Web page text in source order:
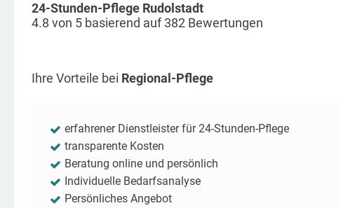
24-Stunden-Pflege Rudolstadt
4.8 von 5 basierend auf382 Bewertungen
Ihre Vorteile bei Regional-Pflege
erfahrener Dienstleister für 24-Stunden-Pflege
transparente Kosten
Beratung online und persönlich
Individuelle Bedarfsanalyse
Persönliches Angebot